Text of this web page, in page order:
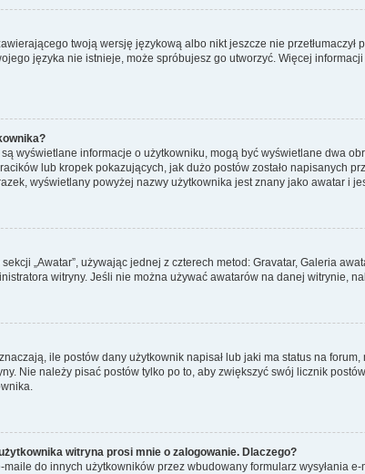
twoją wersję językową albo nikt jeszcze nie
języka nie istnieje, może spróbujesz go utworzyć. Więcej
wyświetlane informacje o użytkowniku, mogą być wyświetlane dwa
lub kropek pokazujących, jak dużo postów zostało napisanych
wyświetlany powyżej nazwy użytkownika jest znany jako awatar i
„Awatar”, używając jednej z czterech metod: Gravatar, Galeria
witryny. Jeśli nie można używać awatarów na danej witrynie,
ile postów dany użytkownik napisał lub jaki ma status na
Nie należy pisać postów tylko po to, aby zwiększyć swój licznik
witryna prosi mnie o zalogowanie. Dlaczego?
do innych użytkowników przez wbudowany formularz wysyłania